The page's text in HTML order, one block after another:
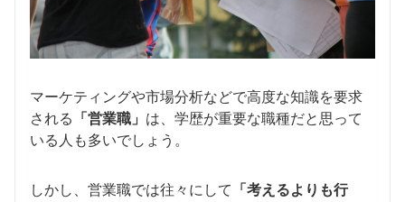
マーケティングや市場分析などで高度な知識を要求
される 「営業職」 は、学歴が重要な職種だと思って
いる人も多いでしょう。
しかし、営業職では往々にして 「考えるよりも行